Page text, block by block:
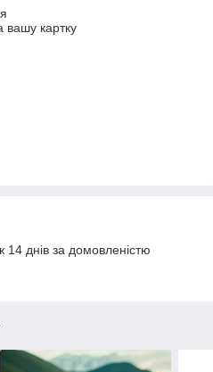
вашу картку
днів за домовленістю